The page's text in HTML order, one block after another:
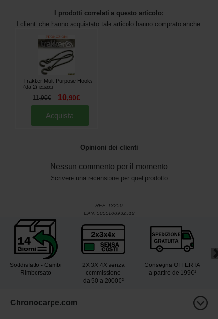
I prodotti correlati a questo articolo:
I clienti che hanno acquistato tale articolo hanno comprato anche:
Trakker Multi Purpose Hooks
(da 2)
[216301]
11,90€ 10,90€
Acquista
Opinioni dei clienti
Nessun commento per il momento
Scrivere una recensione per quel prodotto
REF: T3250
EAN: 5055108932512
Soddisfatto - Cambi
Rimborsato
2X 3X 4X senza
commissione
da 50 a 2000€²
Consegna OFFERTA
a partire de 199€¹
Chronocarpe.com